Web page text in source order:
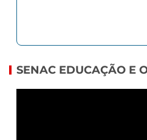
SENAC EDUCAÇÃO E